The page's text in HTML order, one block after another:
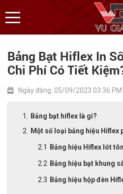
Bảng Bạt Hiflex In
Chi Phí Có Tiết
Ngày đăng: 05/09/2023 03:36 PM
Bảng bạt hiflex là gì?
Một số loại bảng hiệu Hiflex
Bảng hiệu Hiflex lót tôn
Bảng hiệu bạt khung
Bảng hiệu hộp đèn